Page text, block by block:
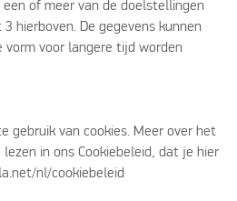
of meer van de doelstellingen
hierboven. De gegevens kunnen
vorm voor langere tijd worden
gebruik van cookies. Meer over het
in ons Cookiebeleid, dat je hier
nl/cookiebeleid